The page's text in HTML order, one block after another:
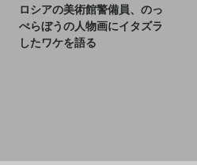
ロシアの美術館警備員、のっ
ぺらぼうの人物画にイタズラ
したワケを語る